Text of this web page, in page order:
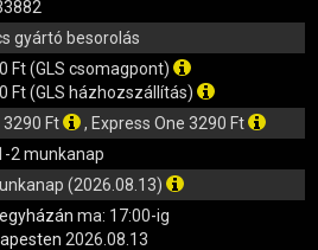
ÁPOLÓK
gyártó besorolás
Ft (GLS csomagpont)
Ft (GLS házhozszállítás)
3290 Ft
, Express One 3290 Ft
2 munkanap
(2026.08.13)
ma: 17:00-ig
2026.08.13